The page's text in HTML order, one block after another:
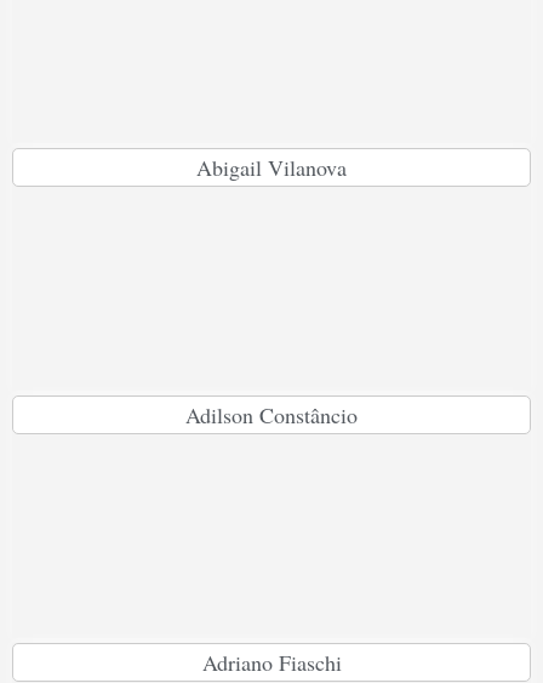
Abigail Vilanova
Adilson Constâncio
Adriano Fiaschi